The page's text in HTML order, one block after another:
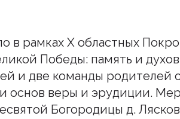
рамках Х областных
Победы: память и
и две команды родителей
основ веры и эрудиции.
Богородицы д.